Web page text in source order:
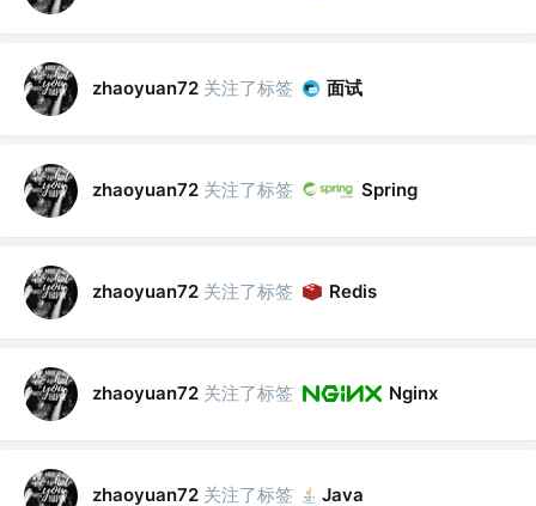
zhaoyuan72 关注了标签 面试
zhaoyuan72 关注了标签 Spring
zhaoyuan72 关注了标签 Redis
zhaoyuan72 关注了标签 Nginx
zhaoyuan72 关注了标签 Java